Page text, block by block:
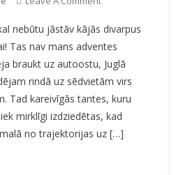
Stāsts
nebūtu jāstāv kājās divarpus
Tas nav mans adventes
braukt uz autoostu, Juglā
rindā uz sēdvietām virs
Tad kareivīgās tantes, kuru
mirklīgi izdziedētas, kad
no trajektorijas uz […]